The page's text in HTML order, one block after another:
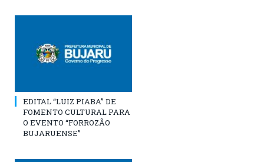
EDITAL “LUIZ PIABA” DE
FOMENTO CULTURAL PARA
O EVENTO “FORROZÃO
BUJARUENSE”